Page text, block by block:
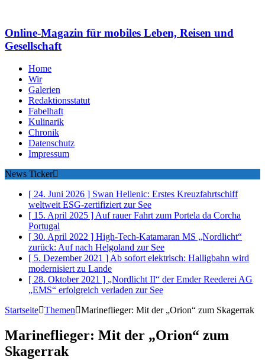
Online-Magazin für mobiles Leben, Reisen und
Gesellschaft
Home
Wir
Galerien
Redaktionsstatut
Fabelhaft
Kulinarik
Chronik
Datenschutz
Impressum
News Ticker
[ 24. Juni 2026 ] Swan Hellenic: Erstes Kreuzfahrtschiff
weltweit ESG-zertifiziertzur See
[ 15. April 2025 ]Auf rauer Fahrt zum Portela da Corcha
Portugal
[ 30. April 2022 ] High-Tech-Katamaran MS „Nordlicht“
zurück: Auf nach Helgoland zur See
[ 5. Dezember 2021 ]Ab sofort elektrisch: Halligbahn wird
modernisiertzu Lande
[ 28. Oktober 2021 ] „Nordlicht II“ der Emder Reederei AG
„EMS“ erfolgreich verladen zur See
Startseite Themen Marineflieger: Mit der „Orion“ zum Skagerrak
Marineflieger: Mit der „Orion“ zum
Skagerrak